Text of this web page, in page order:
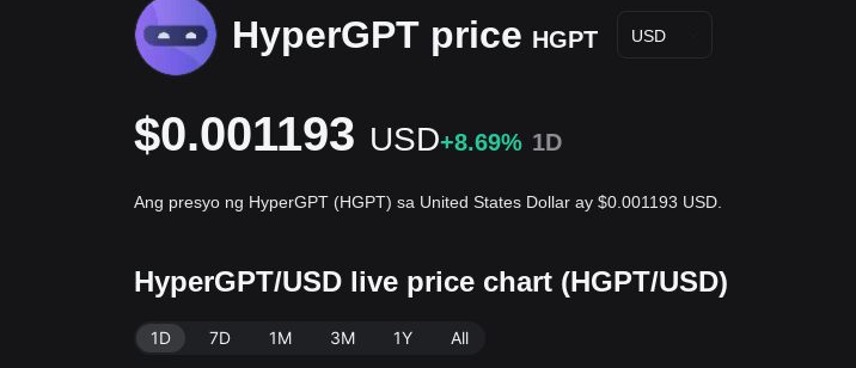
HyperGPT price HGPT USD
$0.001193 USD+8.69% 1D
Ang presyo ng HyperGPT (HGPT) sa United States Dollar ay $0.001193 USD.
HyperGPT/USD live price chart (HGPT/USD)
1D 7D 1M 3M 1Y All